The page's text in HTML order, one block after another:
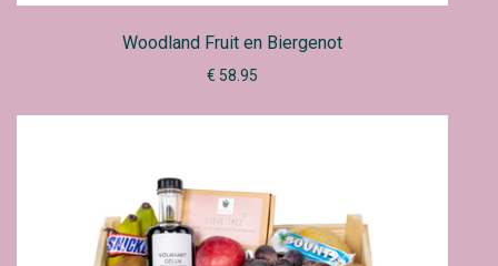
Woodland Fruit en Biergenot
€ 58.95